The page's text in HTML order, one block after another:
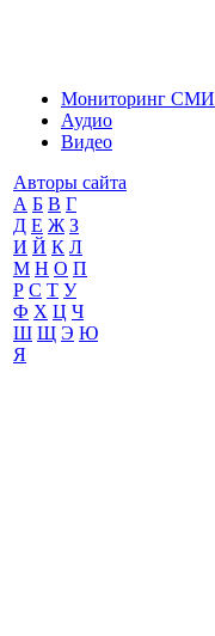
Мониторинг СМИ
Аудио
Видео
Авторы сайта
А Б В Г
Д Е Ж З
И Й К Л
М Н О П
Р С Т У
Ф Х Ц Ч
Ш Щ Э Ю
Я